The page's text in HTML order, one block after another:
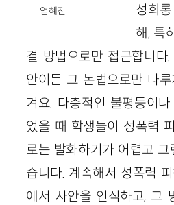
엄혜진
성희
해, 특
결 방법으로만 접근합니다
안이든 그 논법으로만 다
겨요. 다층적인 불평등이
었을 때 학생들이 성폭력
로는 발화하기가 어렵고
습니다. 계속해서 성폭력
에서 사안을 인식하고, 그